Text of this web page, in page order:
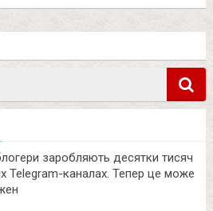
заробляють десятки тисяч
Telegram-каналах. Тепер це може